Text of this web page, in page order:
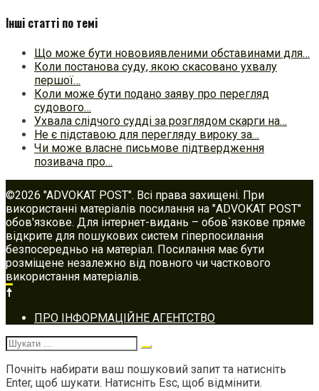
Інші статті по темі
Що може бути нововиявленими обставинами для…
Коли постанова суду, якою скасовано ухвалу
першої…
Коли може бути подано заяву про перегляд
судового…
Ухвала слідчого судді за розглядом скарги на…
Не є підставою для перегляду вироку за…
Чи може власне письмове підтвердження
позивача про…
©2026 "ADVOKAT POST". Всі права захищені. При
використанні матеріалів посилання на "ADVOKAT POST"
обов'язкове. Для інтернет-видань – обов`язкове пряме
відкрите для пошукових систем гіперпосилання
безпосередньо на матеріал. Посилання має бути
розміщене незалежно від повного чи часткового
використання матеріалів.
Footer
navigation
ПРО ІНФОРМАЦІЙНЕ АГЕНТСТВО
Шукати:
Почніть набирати ваш пошуковий запит та натисніть
Enter, щоб шукати. Натисніть Esc, щоб відмінити.